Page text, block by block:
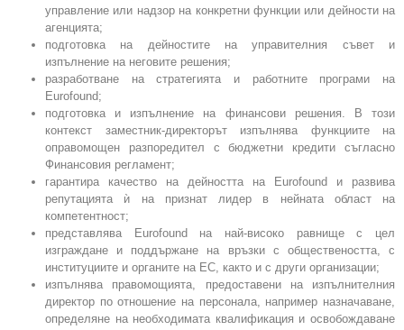
управление или надзор на конкретни функции или дейности на
агенцията;
подготовка на дейностите на управителния съвет и
изпълнение на неговите решения;
разработване на стратегията и работните програми на
Eurofound;
подготовка и изпълнение на финансови решения. В този
контекст заместник-директорът изпълнява функциите на
оправомощен разпоредител с бюджетни кредити съгласно
Финансовия регламент;
гарантира качество на дейността на Eurofound и развива
репутацията ѝ на признат лидер в нейната област на
компетентност;
представлява Eurofound на най-високо равнище с цел
изграждане и поддържане на връзки с обществеността, с
институциите и органите на ЕС, както и с други организации;
изпълнява правомощията, предоставени на изпълнителния
директор по отношение на персонала, например назначаване,
определяне на необходимата квалификация и освобождаване